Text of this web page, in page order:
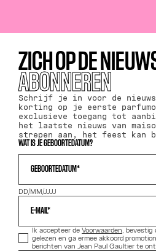
ZICH OP DE
ABONNEREN
Schrijf je in voor de
korting op je eerste
exclusieve toegang tot
het laatste nieuws van
strepen aan, het feest kan
WAT IS JE GEBOORTEDATUM?
GEBOORTEDATUM*
DD/MM/JJJJ
E-MAIL*
Ik accepteer de Voorwaarden ,
gelezen en ga ermee akkoord
berichten van Jean Paul Gaultier te